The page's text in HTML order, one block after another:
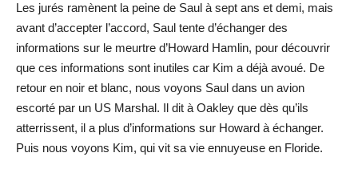
Les jurés ramènent la peine de Saul à sept ans et demi, mais
avant d’accepter l’accord, Saul tente d’échanger des
informations sur le meurtre d’Howard Hamlin, pour découvrir
que ces informations sont inutiles car Kim a déjà avoué. De
retour en noir et blanc, nous voyons Saul dans un avion
escorté par un US Marshal. Il dit à Oakley que dès qu’ils
atterrissent, il a plus d’informations sur Howard à échanger.
Puis nous voyons Kim, qui vit sa vie ennuyeuse en Floride.